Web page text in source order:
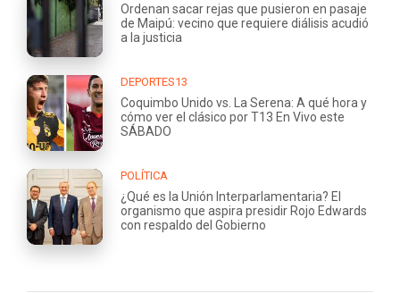
Ordenan sacar rejas que pusieron en pasaje
de Maipú: vecino que requiere diálisis acudió
a la justicia
DEPORTES13
Coquimbo Unido vs. La Serena: A qué hora y
cómo ver el clásico por T13 En Vivo este
SÁBADO
POLÍTICA
¿Qué es la Unión Interparlamentaria? El
organismo que aspira presidir Rojo Edwards
con respaldo del Gobierno